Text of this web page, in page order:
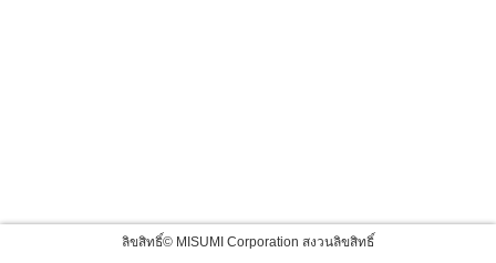
ลิขสิทธิ์© MISUMI Corporation สงวนลิขสิทธิ์